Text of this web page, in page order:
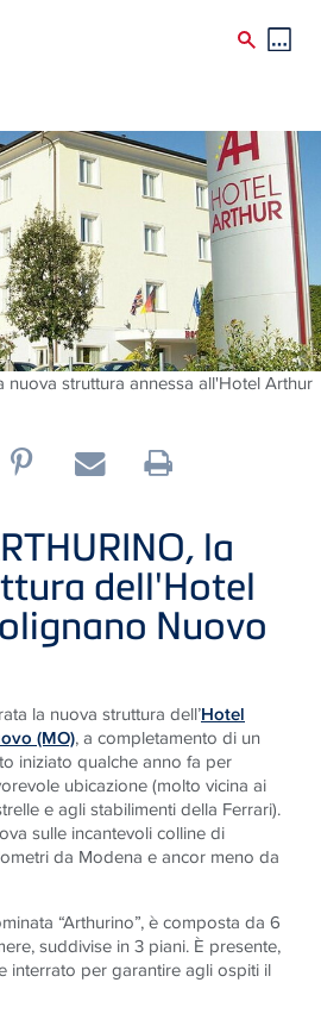
nuova struttura annessa all'Hotel Arthur
la
dell'Hotel
Nuovo
la nuova struttura dell’Hotel
(MO), a completamento di un
iniziato qualche anno fa per
ubicazione (molto vicina ai
e agli stabilimenti della Ferrari).
sulle incantevoli colline di
da Modena e ancor meno da
“Arthurino”, è composta da 6
suddivise in 3 piani. È presente,
interrato per garantire agli ospiti il